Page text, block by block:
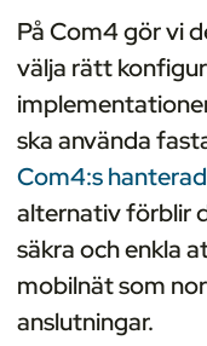
På Com4 gör vi
välja rätt
ska använda
Com4:s
alternativ förblir
säkra och enkla
mobilnät som
anslutningar.